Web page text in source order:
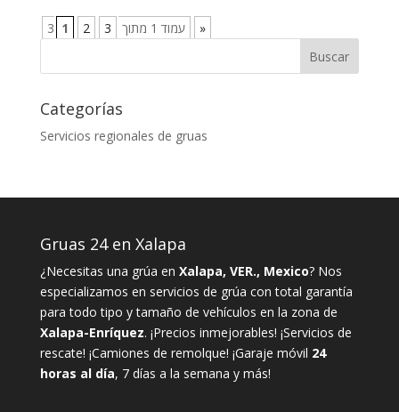
עמוד 1 מתוך 3 1 2 3 »
Categorías
Servicios regionales de gruas
Gruas 24 en Xalapa
¿Necesitas una grúa en Xalapa, VER., Mexico? Nos
especializamos en servicios de grúa con total garantía
para todo tipo y tamaño de vehículos en la zona de
Xalapa-Enríquez. ¡Precios inmejorables! ¡Servicios de
rescate! ¡Camiones de remolque! ¡Garaje móvil 24
horas al día, 7 días a la semana y más!